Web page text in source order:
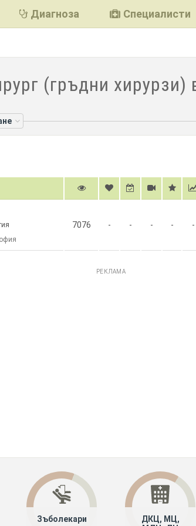
Диагноза Специалисти
(гръдни
7076 - - - - -
РЕКЛАМА
Зъболекари
ДКЦ, МЦ,